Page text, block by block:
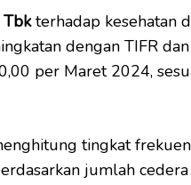
terhadap kesehatan
dengan TIFR
per Maret 2024,
tingkat
jumlah